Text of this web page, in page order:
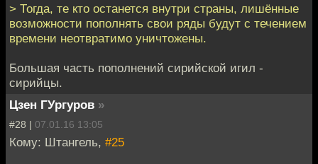
> Тогда, те кто останется внутри страны, лишённые
возможности пополнять свои ряды будут с течением
времени неотвратимо уничтожены.
Большая часть пополнений сирийской игил -
сирийцы.
Цзен ГУргуров »
#28 | 07.01.16 13:05
Кому: Штангель, #25